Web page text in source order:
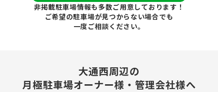
非掲載駐車場情報も多数ご用意しております！
ご希望の駐車場が見つからない場合でも
一度ご相談ください。
大通西周辺の
月極駐車場オーナー様・管理会社様へ